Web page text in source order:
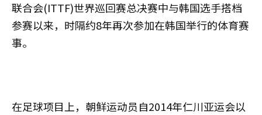
联合会(ITTF)世界巡回赛总决赛中与韩国选手搭档
参赛以来，时隔约8年再次参加在韩国举行的体育赛
事。
在足球项目上，朝鲜运动员自2014年仁川亚运会以